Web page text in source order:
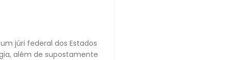
júri federal dos Estados
além de supostamente